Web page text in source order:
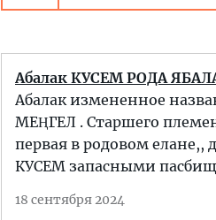
Абалак КУСЕМ РОДА
Абалак измененное
МЕҢГЕЛ . Старшего
первая в родовом елане,,
КУСЕМ запасными
18 сентября 2024